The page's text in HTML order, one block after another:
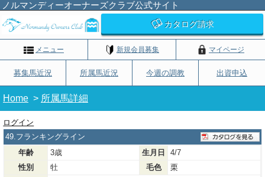
ノルマンディーオーナーズクラブ公式サイト
カタログ請求
メニュー 新規会員募集 マイページ
募集馬近況 所属馬近況 今週の調教 出資申込
Home > 所属馬詳細
ログイン
49.フランキングライン
年齢
3歳 生月日
4/7
性別
牡 毛色
栗